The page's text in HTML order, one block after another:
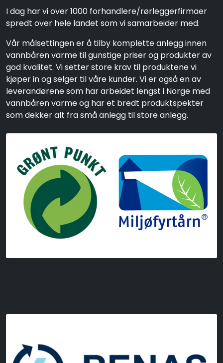
I dag har vi over 1000 forhandlere/rørleggerfirmaer
spredt over hele landet som vi samarbeider med.
Vår målsettingen er å tilby komplette anlegg innen
vannbåren varme til gunstige priser og produkter av
god kvalitet. Vi setter store krav til produktene vi
kjøper in og selger til våre kunder. Vi er også en av
leverandørene som har arbeidet lengst i Norge med
vannbåren varme og har et bredt produktspekter
som dekker alt fra små anlegg til store anlegg.